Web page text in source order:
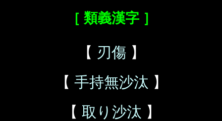
［ 類義漢字 ］
【 刃傷 】
【 手持無沙汰 】
【 取り沙汰 】